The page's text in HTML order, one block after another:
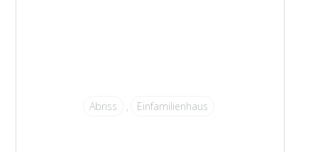
Abriss , Einfamilienhaus